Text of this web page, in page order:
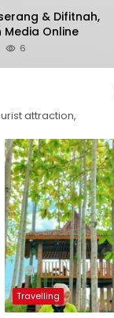
& Difitnah,
Online
6
attraction,
Travelling